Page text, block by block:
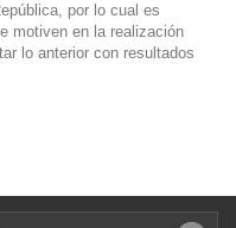
por lo cual es
motiven en la realización
lo anterior con resultados